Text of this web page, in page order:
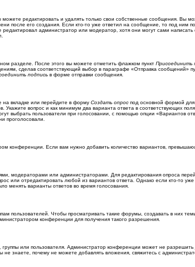
редактировать и удалять только свои собственные сообщения. Вы
после его создания. Если кто-то уже ответил на сообщение, то под ним
администратор или модератор, хотя они могут сами
разделе. После этого вы можете отметить флажком пункт Присоединить
сделав соответствующий выбор в параграфе «Отправка сообщений»
подпись в форме отправки сообщения.
вкладке или перейдите в форму Создать опрос под основной формой для
вопрос и как минимум два варианта ответа в соответствующих
выбрать пользователи при голосовании, с помощью опции «Вариантов
проголосовали.
конференции. Если вам нужно добавить количество вариантов,
модераторами или администраторами. Для редактирования опроса
или отредактировать любой из вариантов ответа. Однако если кто-то
менять варианты ответов во время голосования.
пользователей. Чтобы просматривать такие форумы, создавать в них
конференции для получения такого разрешения.
или пользователя. Администратор конференции может не
знаете, почему не можете добавлять вложения, свяжитесь с